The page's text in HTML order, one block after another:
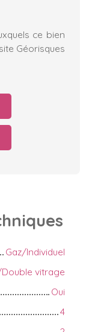
ce bien
Géorisques
Gaz/Individuel
Double vitrage
Oui
4